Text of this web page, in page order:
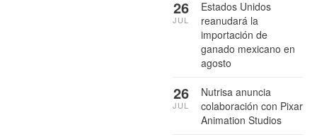
Estados Unidos
reanudará la
importación de
ganado mexicano en
agosto
26
JUL
Nutrisa anuncia
colaboración con Pixar
Animation Studios
26
JUL